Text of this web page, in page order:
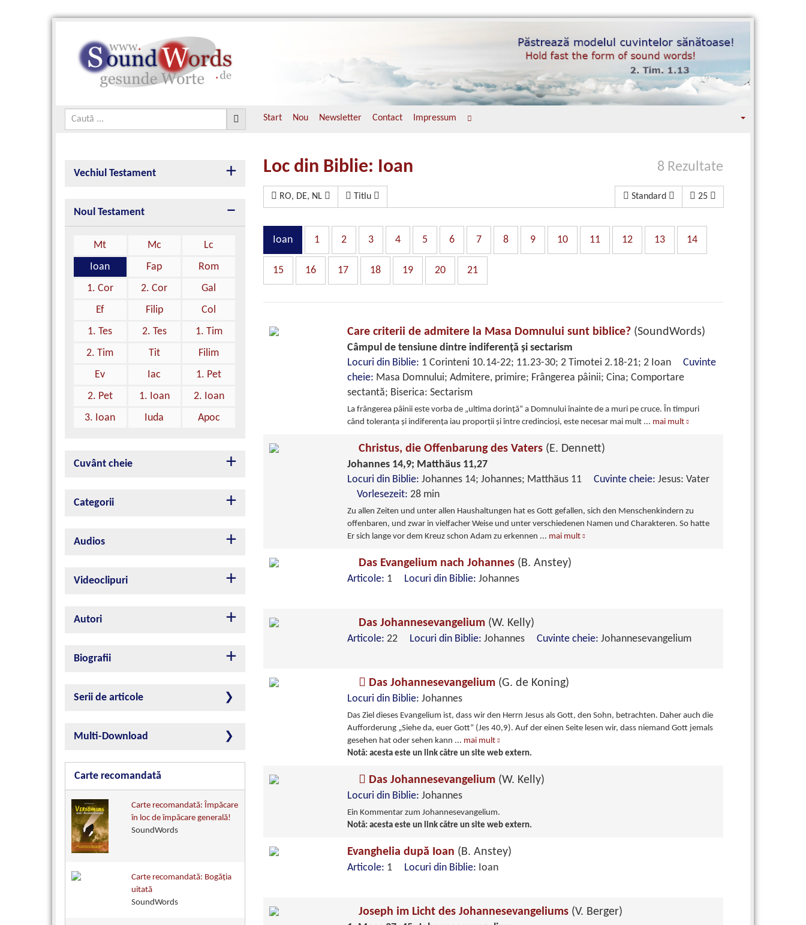
Start Nou Newsletter Contact Impressum
Vechiul Testament
Noul Testament
Mt Mc
Lc
Ioan
Fap
Rom
1. Cor
2. Cor
Gal
Ef
Filip
Col
1. Tes
2. Tes
1. Tim
2. Tim
Tit
Filim
Ev
Iac
1. Pet
2. Pet
1. Ioan
2. Ioan
3. Ioan
Iuda Apoc
Cuvânt cheie
Categorii
Audios
Videoclipuri
Autori
Biografii
Serii de articole
Multi-Download
Carte recomandată
Carte recomandată: Împăcare
în loc de împăcare generală!
SoundWords
Carte recomandată: Bogăţia
uitată
SoundWords
8 Rezultate
Loc din Biblie: Ioan
RO, DE, NL Titlu Standard 25
Ioan 1 2 3 4 5 6 7 8 9 10 11 12 13 14
15 16 17 18 19 20 21
Care criterii de admitere la Masa Domnului sunt biblice? (SoundWords)
Câmpul de tensiune dintre indiferenţă şi sectarism
Locuri din Biblie: 1 Corinteni 10.14-22; 11.23-30; 2 Timotei 2.18-21; 2 Ioan Cuvinte
cheie: Masa Domnului; Admitere, primire; Frângerea pâinii; Cina; Comportare
sectantă; Biserica: Sectarism
La frângerea pâinii este vorba de „ultima dorinţă” a Domnului înainte de a muri pe cruce. În timpuri
când toleranţa şi indiferenţa iau proporţii şi între credincioşi, este necesar mai mult ... mai mult
Christus, die Offenbarung des Vaters (E. Dennett)
Johannes 14,9; Matthäus 11,27
Locuri din Biblie: Johannes 14; Johannes; Matthäus 11 Cuvinte cheie: Jesus: Vater
Vorlesezeit: 28 min
Zu allen Zeiten und unter allen Haushaltungen hat es Gott gefallen, sich den Menschenkindern zu
offenbaren, und zwar in vielfacher Weise und unter verschiedenen Namen und Charakteren. So hatte
Er sich lange vor dem Kreuz schon Adam zu erkennen ... mai mult
Das Evangelium nach Johannes (B. Anstey)
Articole: 1 Locuri din Biblie: Johannes
Das Johannesevangelium (W. Kelly)
Articole: 22 Locuri din Biblie: Johannes Cuvinte cheie: Johannesevangelium
Das Johannesevangelium (G. de Koning)
Locuri din Biblie: Johannes
Das Ziel dieses Evangelium ist, dass wir den Herrn Jesus als Gott, den Sohn, betrachten. Daher auch die
Aufforderung „Siehe da, euer Gott“ (Jes 40,9). Auf der einen Seite lesen wir, dass niemand Gott jemals
gesehen hat oder sehen kann ... mai mult
Notă: acesta este un link către un site web extern.
Das Johannesevangelium (W. Kelly)
Locuri din Biblie: Johannes
Ein Kommentar zum Johannesevangelium.
Notă: acesta este un link către un site web extern.
Evanghelia după Ioan (B. Anstey)
Articole: 1 Locuri din Biblie: Ioan
Joseph im Licht des Johannesevangeliums (V. Berger)